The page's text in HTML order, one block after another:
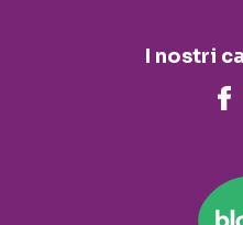
I nostri